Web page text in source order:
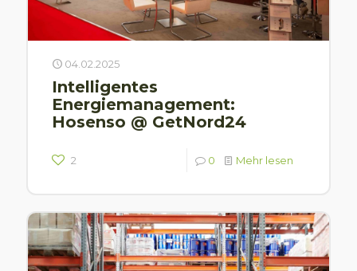
04.02.2025
Intelligentes
Energiemanagement:
Hosenso @ GetNord24
2 0 Mehr lesen